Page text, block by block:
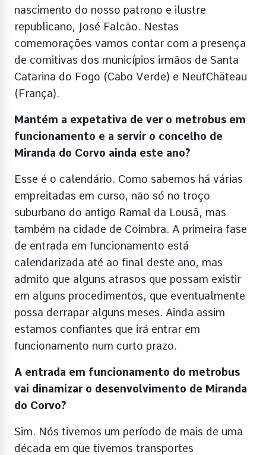
nascimento do nosso patrono e ilustre
republicano, José Falcão. Nestas
comemorações vamos contar com a presença
de comitivas dos municípios irmãos de Santa
Catarina do Fogo (Cabo Verde) e NeufChäteau
(França).
Mantém a expetativa de ver o metrobus em
funcionamento e a servir o concelho de
Miranda do Corvo ainda este ano?
Esse é o calendário. Como sabemos há várias
empreitadas em curso, não só no troço
suburbano do antigo Ramal da Lousã, mas
também na cidade de Coimbra. A primeira fase
de entrada em funcionamento está
calendarizada até ao final deste ano, mas
admito que alguns atrasos que possam existir
em alguns procedimentos, que eventualmente
possa derrapar alguns meses. Ainda assim
estamos confiantes que irá entrar em
funcionamento num curto prazo.
A entrada em funcionamento do metrobus
vai dinamizar o desenvolvimento de Miranda
do Corvo?
Sim. Nós tivemos um período de mais de uma
década em que tivemos transportes